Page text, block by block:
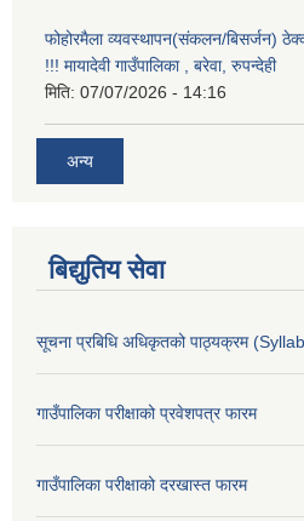
फोहोरमैला व्यवस्थापन(संकलन/बिसर्जन)
!!! मायादेवी गाउँपालिका , बरेवा, रुपन्देही
मिति: 07/07/2026 - 14:16
अन्य
बिद्युतिय सेवा
सूचना प्रबिधि अधिकृतको पाठ्यक्रम
गाउँपालिका परीक्षाको प्रवेशपत्र फारम
गाउँपालिका परीक्षाको दरखास्त फारम